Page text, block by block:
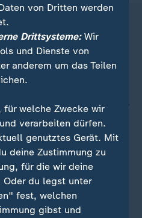
von Dritten werden
Drittsysteme:Wir
und Dienste von
anderem um das Teilen
für welche Zwecke wir
verarbeiten dürfen.
genutztes Gerät. Mit
deine Zustimmung zu
für die wir deine
du legst unter
fest, welchen
gibst und